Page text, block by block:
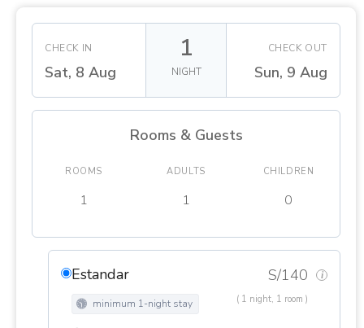
CHECK IN
Sat, 8 Aug
1
NIGHT
CHECK OUT
Sun, 9 Aug
Rooms & Guests
ROOMS ADULTS CHILDREN
Estandar
minimum 1-night stay
S/140 i
( 1 night, 1 room )